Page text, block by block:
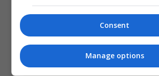
Consent
Manage options